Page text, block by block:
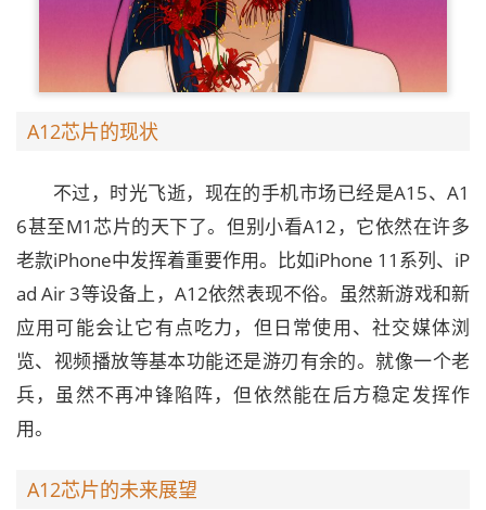
A12芯片的现状
不过，时光飞逝，现在的手机市场已经是A15、A1
6甚至M1芯片的天下了。但别小看A12，它依然在许多
老款iPhone中发挥着重要作用。比如iPhone 11系列、iP
ad Air 3等设备上，A12依然表现不俗。虽然新游戏和新
应用可能会让它有点吃力，但日常使用、社交媒体浏
览、视频播放等基本功能还是游刃有余的。就像一个老
兵，虽然不再冲锋陷阵，但依然能在后方稳定发挥作
用。
A12芯片的未来展望